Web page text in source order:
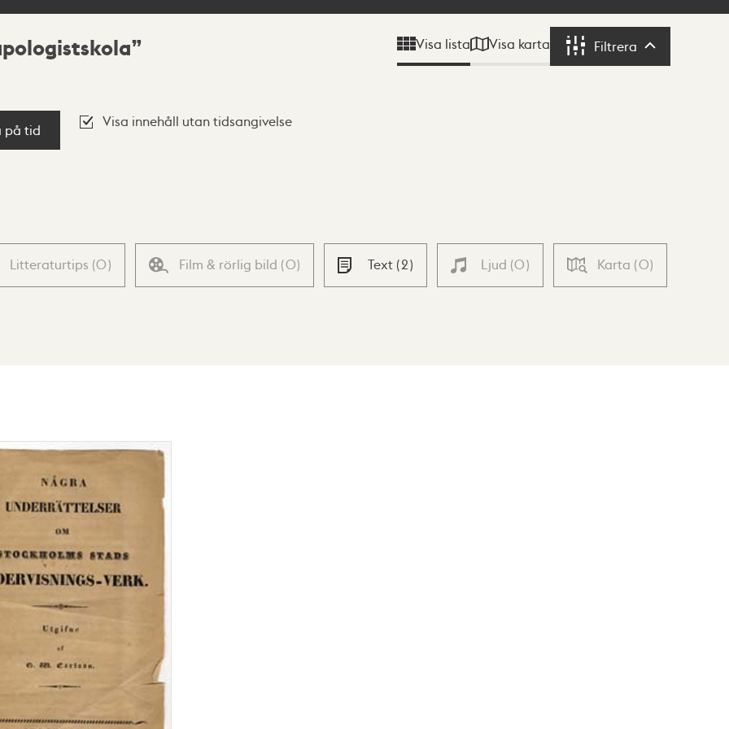
Visa lista Visa karta Filtrera Filtrera
på tid
Visa innehåll utan tidsangivelse
Litteraturtips (0) Film & rörlig bild (0) Text (2) Ljud (0) Karta (0)